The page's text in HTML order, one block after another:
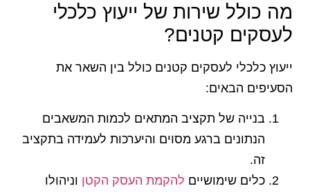
מה כולל שירות של ייעוץ כלכלי
לעסקים קטנים?
ייעוץ כלכלי לעסקים קטנים כולל בין השאר את
הסעיפים הבאים:
בנייה של תקציב המתאים לכמות המשאבים
הנתונים ברגע מסוים והיערכות לעמידה בתקציב
זה.
כלים שימושיים להקמת העסק הקטן וניהולו